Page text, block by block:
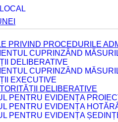
PRIVIND PROCEDURILE
CUPRINZÂND
DELIBERATIVE
CUPRINZÂND
EXECUTIVE
DELIBERATIVE
PENTRU EVIDENȚA
PENTRU EVIDENȚA
PENTRU EVIDENȚA